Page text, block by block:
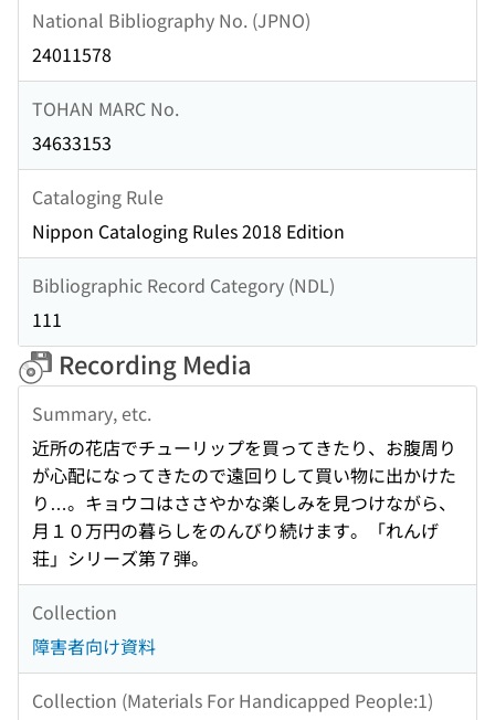
National Bibliography No. (JPNO)
24011578
TOHAN MARC No.
34633153
Cataloging Rule
Nippon Cataloging Rules 2018 Edition
Bibliographic Record Category (NDL)
111
Recording Media
Summary, etc.
近所の花店でチューリップを買ってきたり、お腹周り
が心配になってきたので遠回りして買い物に出かけた
り…。キョウコはささやかな楽しみを見つけながら、
月１０万円の暮らしをのんびり続けます。「れんげ
荘」シリーズ第７弾。
Collection
障害者向け資料
Collection (Materials For Handicapped People:1)